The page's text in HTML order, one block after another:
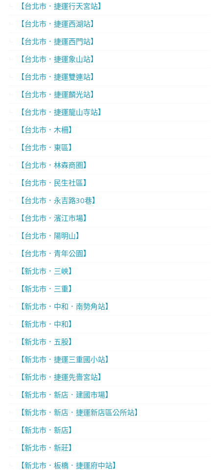
【台北市．捷運行天宮站】
【台北市．捷運西湖站】
【台北市．捷運西門站】
【台北市．捷運象山站】
【台北市．捷運雙連站】
【台北市．捷運麟光站】
【台北市．捷運龍山寺站】
【台北市．木柵】
【台北市．東區】
【台北市．林森商圈】
【台北市．民生社區】
【台北市．永吉路30巷】
【台北市．濱江市場】
【台北市．陽明山】
【台北市．青年公園】
【新北市．三峽】
【新北市．三重】
【新北市．中和．南勢角站】
【新北市．中和】
【新北市．五股】
【新北市．捷運三重國小站】
【新北市．捷運先嗇宮站】
【新北市．新店．建國市場】
【新北市．新店．捷運新店區公所站】
【新北市．新店】
【新北市．新莊】
【新北市．板橋．捷運府中站】